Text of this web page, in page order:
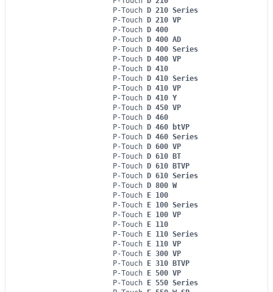
P-Touch D 210 Series
P-Touch D 210 VP
P-Touch D 400
P-Touch D 400 AD
P-Touch D 400 Series
P-Touch D 400 VP
P-Touch D 410
P-Touch D 410 Series
P-Touch D 410 VP
P-Touch D 410 Y
P-Touch D 450 VP
P-Touch D 460
P-Touch D 460 btVP
P-Touch D 460 Series
P-Touch D 600 VP
P-Touch D 610 BT
P-Touch D 610 BTVP
P-Touch D 610 Series
P-Touch D 800 W
P-Touch E 100
P-Touch E 100 Series
P-Touch E 100 VP
P-Touch E 110
P-Touch E 110 Series
P-Touch E 110 VP
P-Touch E 300 VP
P-Touch E 310 BTVP
P-Touch E 500 VP
P-Touch E 550 Series